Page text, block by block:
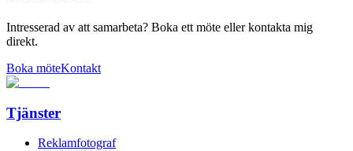
Intresserad av att samarbeta? Boka ett möte eller kontakta mig
direkt.
Boka möteKontakt
Tjänster
Reklamfotograf